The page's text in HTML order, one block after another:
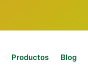
Productos Blog